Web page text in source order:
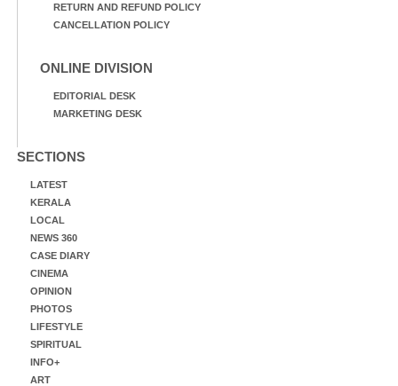
RETURN AND REFUND POLICY
CANCELLATION POLICY
ONLINE DIVISION
EDITORIAL DESK
MARKETING DESK
SECTIONS
LATEST
KERALA
LOCAL
NEWS 360
CASE DIARY
CINEMA
OPINION
PHOTOS
LIFESTYLE
SPIRITUAL
INFO+
ART